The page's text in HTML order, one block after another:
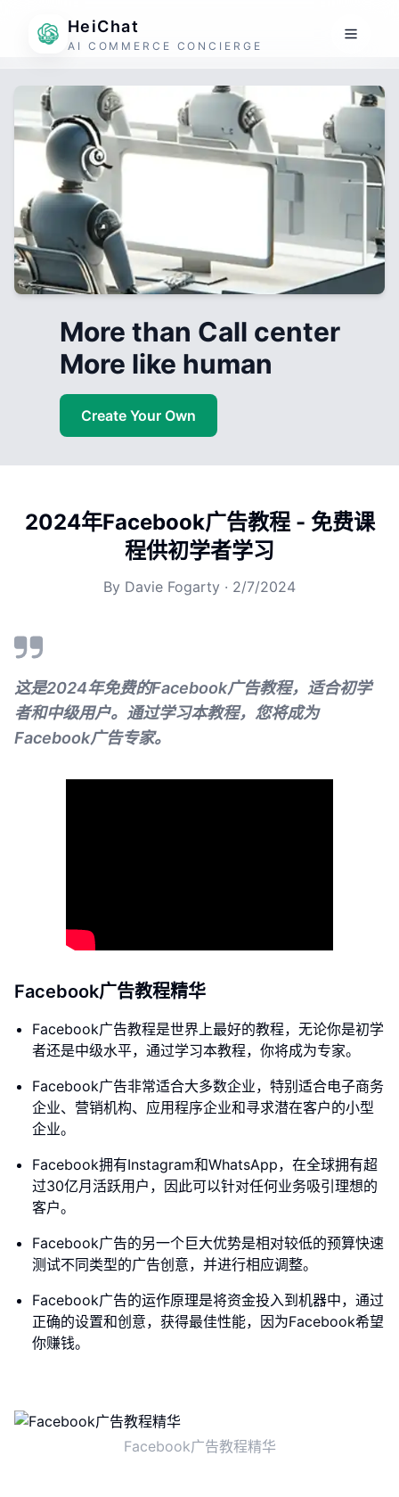
HeiChat
AI COMMERCE CONCIERGE
More than Call center
More like human
Create Your Own
2024年Facebook广告教程 - 免费课
程供初学者学习
By Davie Fogarty · 2/7/2024
这是2024年免费的Facebook广告教程，适合初学
者和中级用户。通过学习本教程，您将成为
Facebook广告专家。
Facebook广告教程精华
Facebook广告教程是世界上最好的教程，无论你是初学
者还是中级水平，通过学习本教程，你将成为专家。
Facebook广告非常适合大多数企业，特别适合电子商务
企业、营销机构、应用程序企业和寻求潜在客户的小型
企业。
Facebook拥有Instagram和WhatsApp，在全球拥有超
过30亿月活跃用户，因此可以针对任何业务吸引理想的
客户。
Facebook广告的另一个巨大优势是相对较低的预算快速
测试不同类型的广告创意，并进行相应调整。
Facebook广告的运作原理是将资金投入到机器中，通过
正确的设置和创意，获得最佳性能，因为Facebook希望
你赚钱。
Facebook广告教程精华